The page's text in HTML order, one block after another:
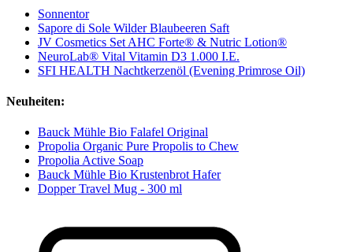
Sonnentor
Sapore di Sole Wilder Blaubeeren Saft
JV Cosmetics Set AHC Forte® & Nutric Lotion®
NeuroLab® Vital Vitamin D3 1.000 I.E.
SFI HEALTH Nachtkerzenöl (Evening Primrose Oil)
Neuheiten:
Bauck Mühle Bio Falafel Original
Propolia Organic Pure Propolis to Chew
Propolia Active Soap
Bauck Mühle Bio Krustenbrot Hafer
Dopper Travel Mug - 300 ml